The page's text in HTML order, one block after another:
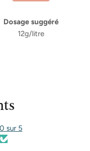
Dosage suggéré
12g/litre
sur 5